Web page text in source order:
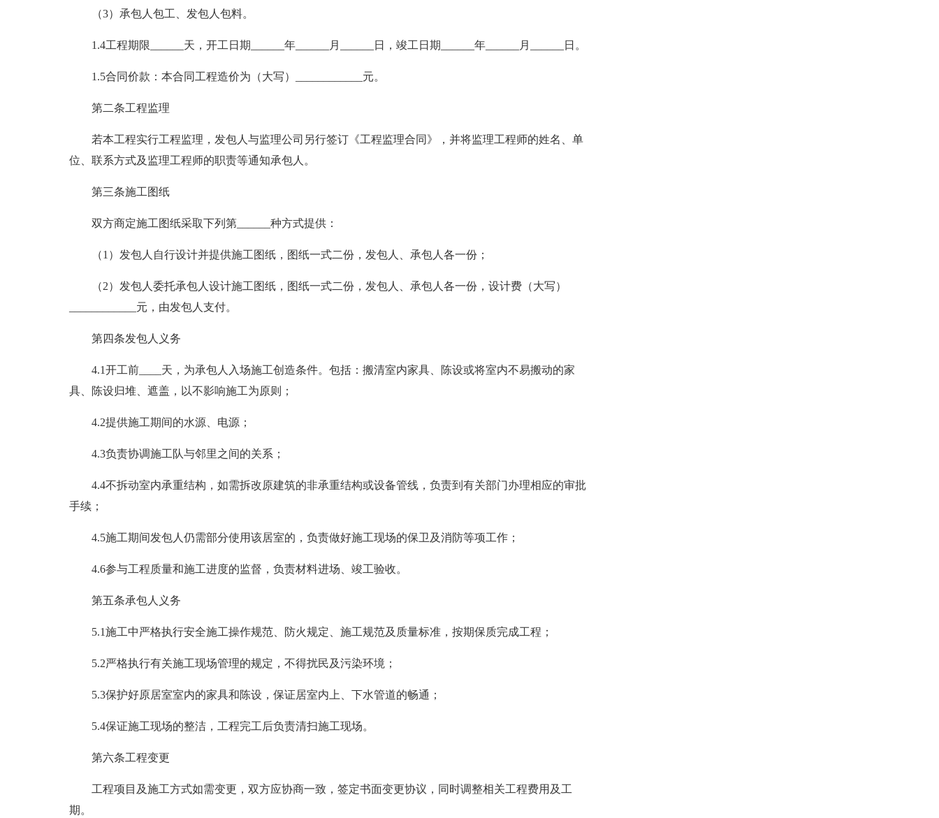
（3）承包人包工、发包人包料。
1.4工程期限______天，开工日期______年______月______日，竣工日期______年______月______日。
1.5合同价款：本合同工程造价为（大写）____________元。
第二条工程监理
若本工程实行工程监理，发包人与监理公司另行签订《工程监理合同》，并将监理工程师的姓名、单
位、联系方式及监理工程师的职责等通知承包人。
第三条施工图纸
双方商定施工图纸采取下列第______种方式提供：
（1）发包人自行设计并提供施工图纸，图纸一式二份，发包人、承包人各一份；
（2）发包人委托承包人设计施工图纸，图纸一式二份，发包人、承包人各一份，设计费（大写）
____________元，由发包人支付。
第四条发包人义务
4.1开工前____天，为承包人入场施工创造条件。包括：搬清室内家具、陈设或将室内不易搬动的家
具、陈设归堆、遮盖，以不影响施工为原则；
4.2提供施工期间的水源、电源；
4.3负责协调施工队与邻里之间的关系；
4.4不拆动室内承重结构，如需拆改原建筑的非承重结构或设备管线，负责到有关部门办理相应的审批
手续；
4.5施工期间发包人仍需部分使用该居室的，负责做好施工现场的保卫及消防等项工作；
4.6参与工程质量和施工进度的监督，负责材料进场、竣工验收。
第五条承包人义务
5.1施工中严格执行安全施工操作规范、防火规定、施工规范及质量标准，按期保质完成工程；
5.2严格执行有关施工现场管理的规定，不得扰民及污染环境；
5.3保护好原居室室内的家具和陈设，保证居室内上、下水管道的畅通；
5.4保证施工现场的整洁，工程完工后负责清扫施工现场。
第六条工程变更
工程项目及施工方式如需变更，双方应协商一致，签定书面变更协议，同时调整相关工程费用及工
期。